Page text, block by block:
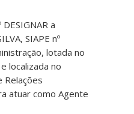
a
SIAPE nº
lotada no
localizada no
Relações
atuar como Agente